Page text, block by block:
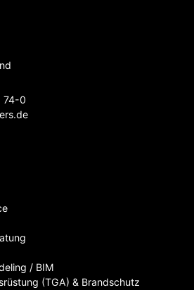
74-0
de
/ BIM
(TGA) & Brandschutz